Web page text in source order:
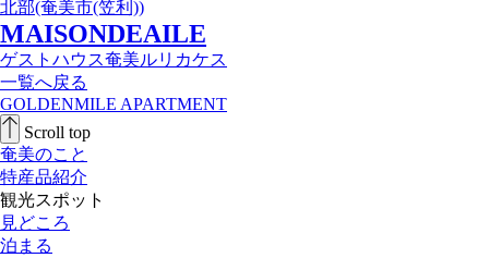
北部(奄美市(笠利))
MAISONDEAILE
ゲストハウス奄美ルリカケス
一覧へ戻る
GOLDENMILE APARTMENT
Scroll top
奄美のこと
特産品紹介
観光スポット
見どころ
泊まる